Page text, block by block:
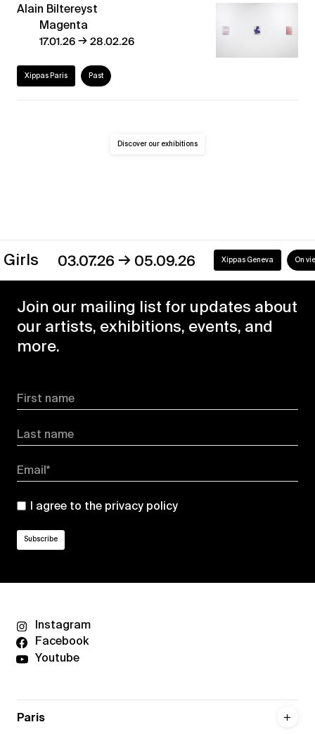
Alain Biltereyst
Magenta
17.01.26→28.02.26
Xippas Paris Past
Discover our exhibitions
03.07.26→05.09.26 Xippas Geneva On view
Join our mailing list for updates about
our artists, exhibitions, events, and
more.
First name
Last name
Email*
I agree to the privacy policy
Instagram
Facebook
Youtube
Paris